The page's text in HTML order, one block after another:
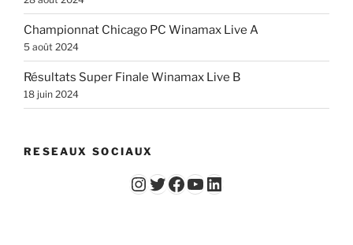
Championnat Chicago PC Winamax Live A
5 août 2024
Résultats Super Finale Winamax Live B
18 juin 2024
RESEAUX SOCIAUX
Instagram
Twitter
Facebook
YouTube - Vidéos du Chicago Poker ClubLinkedIn